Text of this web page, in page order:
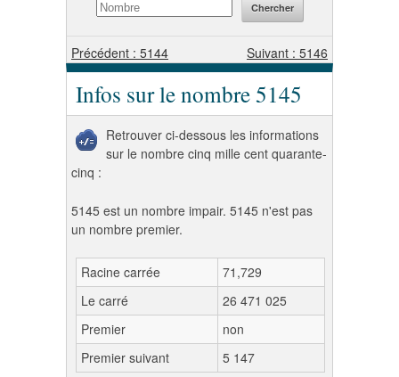
Précédent : 5144 Suivant : 5146
Infos sur le nombre 5145
Retrouver ci-dessous les informations
sur le nombre cinq mille cent quarante-
cinq :
5145 est un nombre impair. 5145 n'est pas
un nombre premier.
Racine carrée
71,729
Le carré
26 471 025
Premier
non
Premier suivant
5 147